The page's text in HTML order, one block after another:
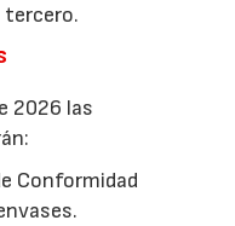
tercero.
2026 las
Conformidad